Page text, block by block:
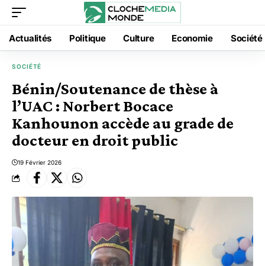
Actualités Politique Culture Economie Société
SOCIÉTÉ
Bénin/Soutenance de thèse à
l’UAC : Norbert Bocace
Kanhounon accède au grade de
docteur en droit public
19 Février 2026